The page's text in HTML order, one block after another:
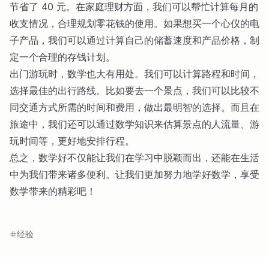
节省了 40 元。在家庭理财方面，我们可以帮忙计算每月的
收支情况，合理规划零花钱的使用。如果想买一个心仪的电
子产品，我们可以通过计算自己的储蓄速度和产品价格，制
定一个合理的存钱计划。
出门游玩时，数学也大有用处。我们可以计算路程和时间，
选择最佳的出行路线。比如要去一个景点，我们可以比较不
同交通方式所需的时间和费用，做出最明智的选择。而且在
旅途中，我们还可以通过数学知识来估算景点的人流量、游
玩时间等，更好地安排行程。
总之，数学好不仅能让我们在学习中脱颖而出，还能在生活
中为我们带来诸多便利。让我们更加努力地学好数学，享受
数学带来的精彩吧！
经验